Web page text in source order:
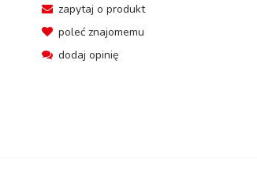
zapytaj o produkt
poleć znajomemu
dodaj opinię